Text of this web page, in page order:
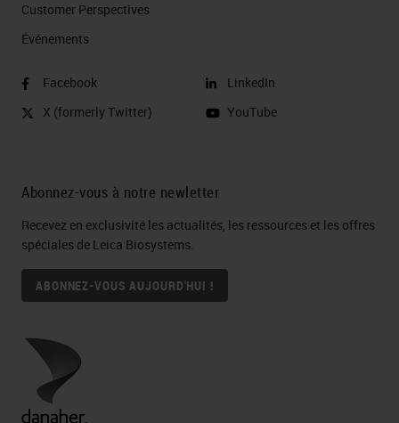
Customer Perspectives​
Événements
Facebook
X (formerly Twitter)
LinkedIn
YouTube
Abonnez-vous à notre newletter
Recevez en exclusivité les actualités, les ressources et les offres
spéciales de Leica Biosystems.
ABONNEZ-VOUS AUJOURD'HUI !